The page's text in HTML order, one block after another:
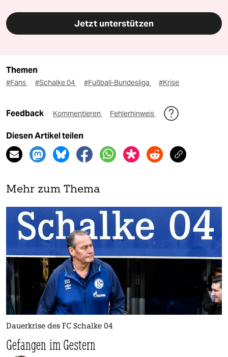
Jetzt unterstützen
Themen
#Fans #Schalke 04 #Fußball-Bundesliga #Krise
Feedback Kommentieren Fehlerhinweis
Diesen Artikel teilen
Mehr zum Thema
Dauerkrise des FC Schalke 04
Gefangen im Gestern